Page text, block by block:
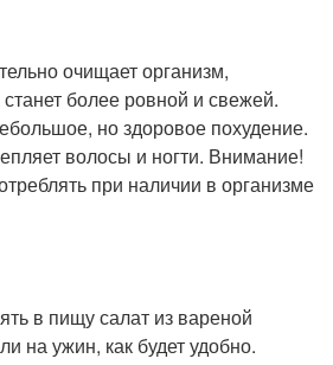
очищает организм,
более ровной и свежей.
но здоровое похудение.
волосы и ногти. Внимание!
при наличии в организме
в пищу салат из вареной
на ужин, как будет удобно.